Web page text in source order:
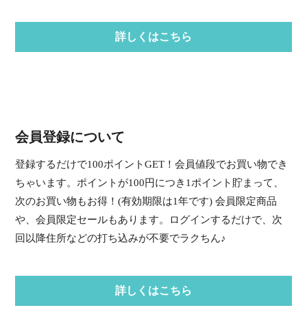
詳しくはこちら
会員登録について
登録するだけで100ポイントGET！会員値段でお買い物でき
ちゃいます。ポイントが100円につき1ポイント貯まって、
次のお買い物もお得！(有効期限は1年です) 会員限定商品
や、会員限定セールもあります。ログインするだけで、次
回以降住所などの打ち込みが不要でラクちん♪
詳しくはこちら